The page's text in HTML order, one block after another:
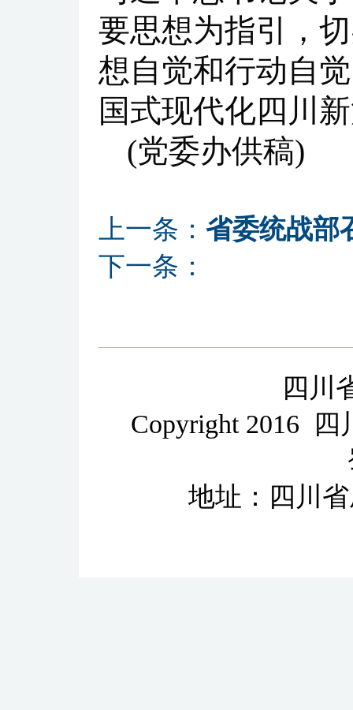
要思想为指引，
想自觉和行动自
国式现代化四川
(党委办供稿)
上一条： 省委统战部
下一条：
四川
Copyright 2016 四
地址：四川省